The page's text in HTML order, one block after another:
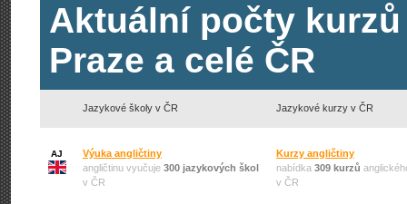
Aktuální počty
Praze a celé ČR
Jazykové školy v ČR Jazykové kurzy v ČR
AJ
Výuka angličtiny
angličtinu vyučuje 300 jazykových škol
v ČR
Kurzy angličtiny
nabídka 309 kurzů
v ČR